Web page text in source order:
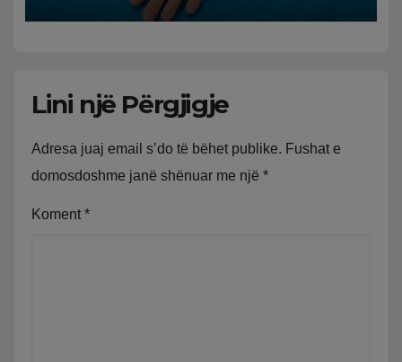
Lini një Përgjigje
Adresa juaj email s’do të bëhet publike. Fushat e
domosdoshme janë shënuar me një *
Koment *